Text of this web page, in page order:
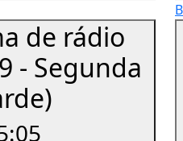
de rádio
- Segunda